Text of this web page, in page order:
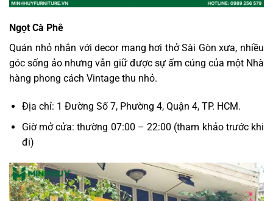
Ngọt Cà Phê
Quán nhỏ nhắn với decor mang hơi thở Sài Gòn xưa, nhiều
góc sống ảo nhưng vẫn giữ được sự ấm cúng của một Nhà
hàng phong cách Vintage thu nhỏ.
Địa chỉ: 1 Đường Số 7, Phường 4, Quận 4, TP. HCM.
Giờ mở cửa: thường 07:00 – 22:00 (tham khảo trước khi
đi)